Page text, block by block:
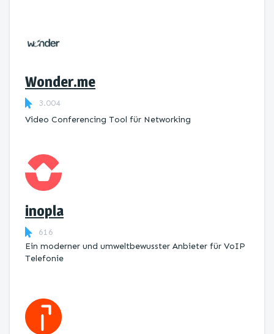
Wonder.me
3.004
Video Conferencing Tool für Networking
inopla
616
Ein moderner und umweltbewusster Anbieter für VoIP
Telefonie